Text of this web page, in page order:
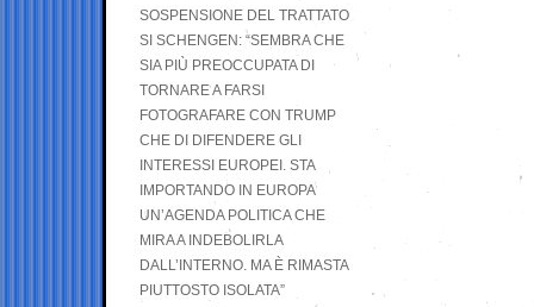
SOSPENSIONE DEL TRATTATO
SI SCHENGEN: “SEMBRA CHE
SIA PIÙ PREOCCUPATA DI
TORNARE A FARSI
FOTOGRAFARE CON TRUMP
CHE DI DIFENDERE GLI
INTERESSI EUROPEI. STA
IMPORTANDO IN EUROPA
UN’AGENDA POLITICA CHE
MIRA A INDEBOLIRLA
DALL’INTERNO. MA È RIMASTA
PIUTTOSTO ISOLATA”